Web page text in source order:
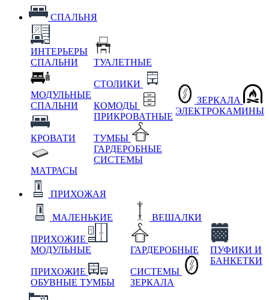
СПАЛЬНЯ
ИНТЕРЬЕРЫ
СПАЛЬНИ
МОДУЛЬНЫЕ
СПАЛЬНИ
КРОВАТИ
МАТРАСЫ
ТУАЛЕТНЫЕ
СТОЛИКИ
КОМОДЫ
ПРИКРОВАТНЫЕ
ТУМБЫ
ГАРДЕРОБНЫЕ
СИСТЕМЫ
ЗЕРКАЛА
ЭЛЕКТРОКАМИНЫ
ПРИХОЖАЯ
МАЛЕНЬКИЕ
ПРИХОЖИЕ
МОДУЛЬНЫЕ
ПРИХОЖИЕ
ОБУВНЫЕ ТУМБЫ
ВЕШАЛКИ
ГАРДЕРОБНЫЕ
СИСТЕМЫ
ЗЕРКАЛА
ПУФИКИ И
БАНКЕТКИ